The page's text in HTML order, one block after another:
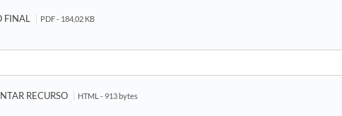
FINAL PDF - 184,02 KB
RECURSO HTML - 913 bytes